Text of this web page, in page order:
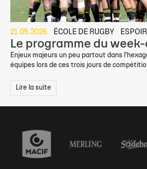
21.05.2026 ÉCOLE DE RUGBY
Le programme du week-
Enjeux majeurs un peu partout dans
équipes lors de ces trois jours de
Lire la suite